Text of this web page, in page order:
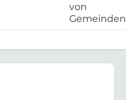
von
Gemeinden